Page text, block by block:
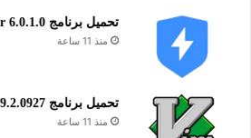
64 بت
32 بت
تحميل
تحميل برنامج iDefender 6.0.1.0
منذ 11 ساعة
تحميل برنامج Vim 9.2.0927
منذ 11 ساعة